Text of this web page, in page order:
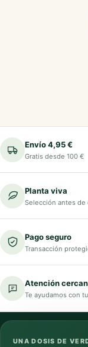
Envío 4,95 €
Gratis desde 100 €
Planta viva
Selección antes de
Pago seguro
Transacción
Atención
Te ayudamos con
UNA DOSIS DE